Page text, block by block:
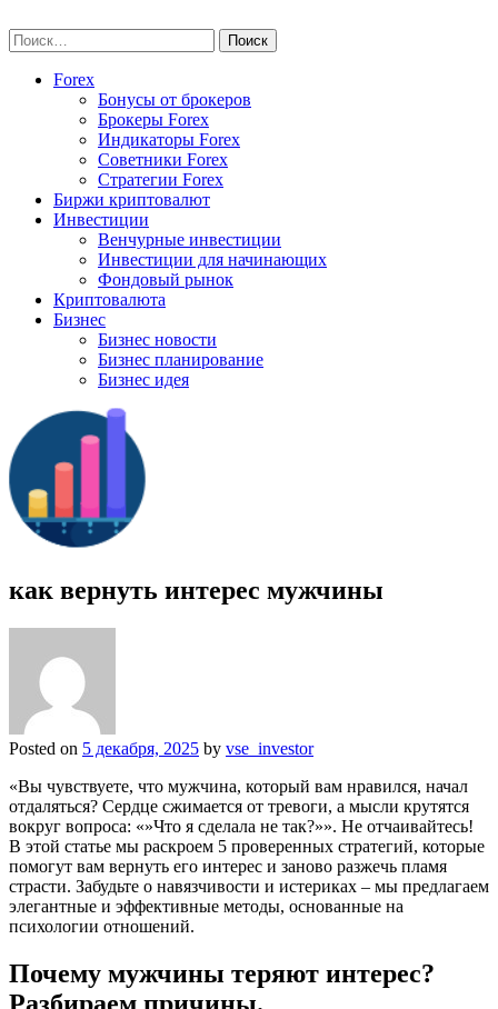
to
content
Найти:
Forex
Бонусы от брокеров
Брокеры Forex
Индикаторы Forex
Советники Forex
Стратегии Forex
Биржи криптовалют
Инвестиции
Венчурные инвестиции
Инвестиции для начинающих
Фондовый рынок
Криптовалюта
Бизнес
Бизнес новости
Бизнес планирование
Бизнес идея
как вернуть интерес мужчины
Posted on 5 декабря, 2025 by vse_investor
«Вы чувствуете, что мужчина, который вам нравился, начал
отдаляться? Сердце сжимается от тревоги, а мысли крутятся
вокруг вопроса: «»Что я сделала не так?»». Не отчаивайтесь!
В этой статье мы раскроем 5 проверенных стратегий, которые
помогут вам вернуть его интерес и заново разжечь пламя
страсти. Забудьте о навязчивости и истериках – мы предлагаем
элегантные и эффективные методы, основанные на
психологии отношений.
Почему мужчины теряют интерес?
Разбираем причины.